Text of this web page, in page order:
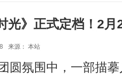
光》正式定档！2
来源： 本站
圆氛围中，一部描